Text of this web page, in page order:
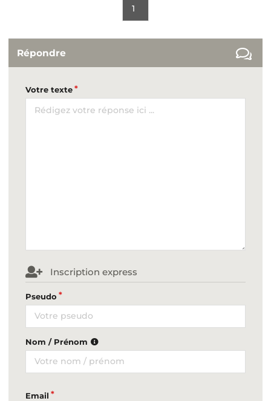
1
Répondre
Votre texte
Inscription express
Pseudo
Nom / Prénom
Email